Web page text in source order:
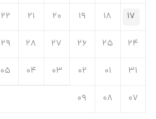
۱۷ ۱۸ ۱۹ ۲۰ ۲۱ ۲۲
۲۴ ۲۵ ۲۶ ۲۷ ۲۸ ۲۹
۳۱ ۰۱ ۰۲ ۰۳ ۰۴ ۰۵
۰۷ ۰۸ ۰۹